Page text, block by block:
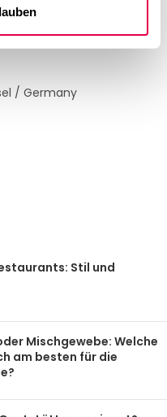
und -textilien. Wir
Restaurants, Hotels und
die Sie sich verlassen
/ Germany
Stil und
Mischgewebe: Welche
am besten für die